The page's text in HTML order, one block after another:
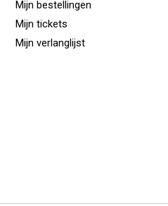
Mijn bestellingen
Mijn tickets
Mijn verlanglijst